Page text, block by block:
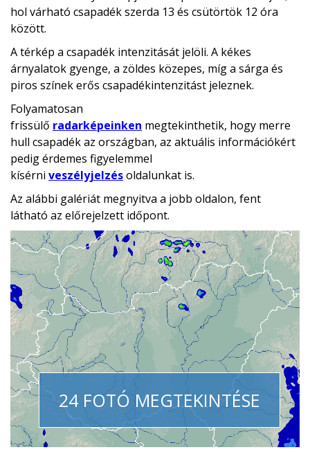
hol várható csapadék szerda 13 és csütörtök 12 óra
között.
A térkép a csapadék intenzitását jelöli. A kékes
árnyalatok gyenge, a zöldes közepes, míg a sárga és
piros színek erős csapadékintenzitást jeleznek.
Folyamatosan
frissülő radarképeinken megtekinthetik, hogy merre
hull csapadék az országban, az aktuális információkért
pedig érdemes figyelemmel
kísérni veszélyjelzésoldalunkat is.
Az alábbi galériát megnyitva a jobb oldalon, fent
látható az előrejelzett időpont.
24 FOTÓ MEGTEKINTÉSE